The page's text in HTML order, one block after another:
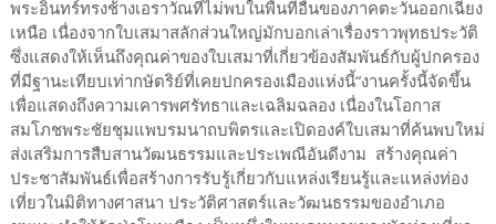
พระอินทร์ทรงช้างเอราวัณที่ไม่พบในพื้นที่อื่นของภาคตะวันออกเฉียง
เหนือ เนื่องจากใบเสมาสลักส่วนใหญ่มักบอกเล่าเรื่องราวพุทธประวัติ
ซึ่งแสดงให้เห็นถึงคุณค่าของใบเสมาที่เกี่ยวข้องสัมพันธ์กับผู้ปกครอง
ที่มีฐานะเทียบเท่ากษัตริย์ที่เคยปกครองเมืองแห่งนี้“งานครั้งนี้จัดขึ้น
เพื่อแสดงถึงความเคารพศรัทธาและเฉลิมฉลอง เนื่องในโอกาส
สมโภชพระชัยชุมแพบรมนาถบพิตรและเปิดองค์ใบเสมาที่ค้นพบใหม่
ส่งเสริมการสืบสานวัฒนธรรมและประเพณีอันดีงาม สร้างคุณค่า
ประชาสัมพันธ์เพื่อสร้างการรับรู้เกี่ยวกับแหล่งเรียนรู้และแหล่งท่อง
เที่ยวในมิติทางศาสนา ประวัติศาสตร์และวัฒนธรรมของอำเภอ